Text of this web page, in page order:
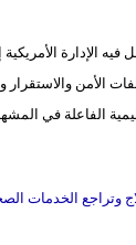
الإدارة الأمريكية
الأمن والاستقرار
الفاعلة في
وتراجع الخدمات